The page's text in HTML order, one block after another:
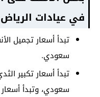
في عيادات الرياض
سعودي.